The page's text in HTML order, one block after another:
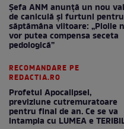
Șefa ANM anunță un nou val
de caniculă și furtuni pentru
săptămâna viitoare: „Ploile
vor putea compensa seceta
pedologică”
RECOMANDARE PE
REDACTIA.RO
Profetul Apocalipsei,
previziune cutremuratoare
pentru final de an. Ce se va
intampla cu LUMEA e